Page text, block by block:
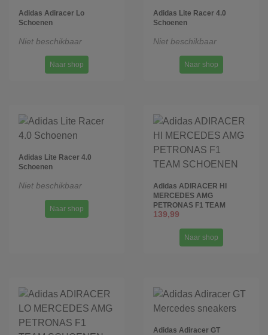
Adidas Adiracer Lo
Schoenen
Niet beschikbaar
Naar shop
Adidas Lite Racer 4.0
Schoenen
Niet beschikbaar
Naar shop
Adidas Lite Racer 4.0
Schoenen
Niet beschikbaar
Naar shop
Adidas ADIRACER HI
MERCEDES AMG
PETRONAS F1 TEAM
SCHOENEN
139,99
Naar shop
Adidas Adiracer GT